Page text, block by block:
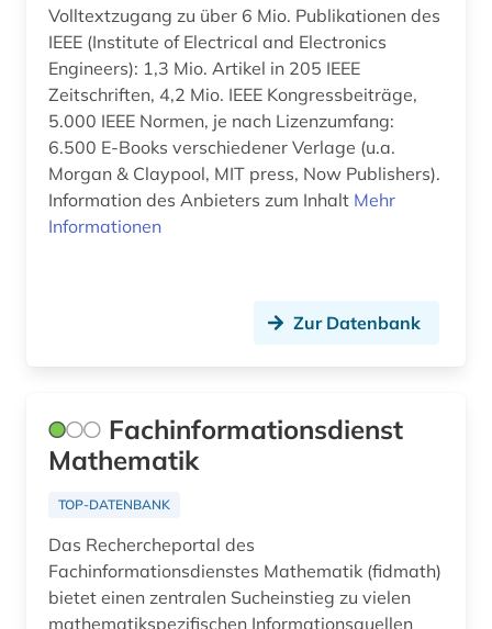
sozialwissenschaft (1)
sozialwissenschaften (4)
soziologie (1)
sport (1)
sportwissenschaften (1)
sprache (1)
steuerungs- und regelungstechnik (1)
systemsoftware (1)
technik (16)
technologie (1)
tutorial (1)
umweltwissenschaften (2)
Volltextzugang zu über 6 Mio. Publikationen des
IEEE (Institute of Electrical and Electronics
Engineers): 1,3 Mio. Artikel in 205 IEEE
Zeitschriften, 4,2 Mio. IEEE Kongressbeiträge,
5.000 IEEE Normen, je nach Lizenzumfang:
6.500 E-Books verschiedener Verlage (u.a.
Morgan & Claypool, MIT press, Now Publishers).
Information des Anbieters zum Inhalt Mehr
Informationen
Zur Datenbank
Fachinformationsdienst
Mathematik
TOP-DATENBANK
Das Rechercheportal des
Fachinformationsdienstes Mathematik (fidmath)
bietet einen zentralen Sucheinstieg zu vielen
mathematikspezifischen Informationsquellen